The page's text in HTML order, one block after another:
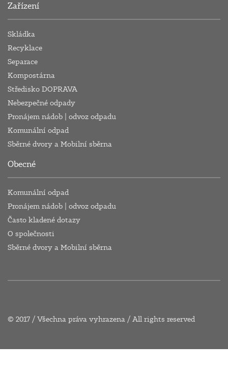
Zařízení
Skládka
Recyklace
Separace
Kompostárna
Středisko DOPRAVA
Nebezpečné odpady
Pronájem nádob | odvoz odpadu
Komunální odpad
Sběrné dvory a Mobilní sběrna
Obecné
Komunální odpad
Pronájem nádob | odvoz odpadu
Často kladené dotazy
O společnosti
Sběrné dvory a Mobilní sběrna
© 2017 / Všechna práva vyhrazena / All rights reserved